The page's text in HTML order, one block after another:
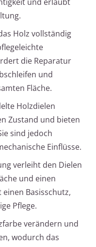
Holz vollständig
die Reparatur
und
Fläche.
Holzdielen
Zustand und bieten
sind jedoch
Einflüsse.
verleiht den Dielen
und einen
Basisschutz,
Pflege.
verändern und
wodurch das